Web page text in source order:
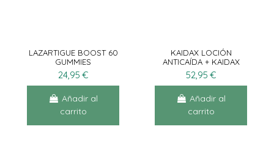
LAZARTIGUE BOOST 60
GUMMIES
24,95 €
Añadir al
carrito
KAIDAX LOCIÓN
ANTICAÍDA + KAIDAX
FORTE 60CÁPS
52,95 €
Añadir al
carrito